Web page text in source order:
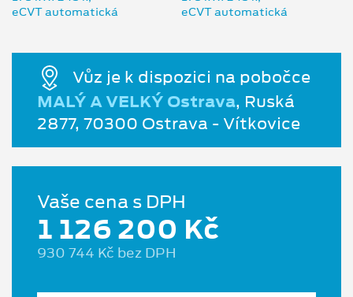
Vůz je k dispozici na pobočce
MALÝ A VELKÝ Ostrava, Ruská
2877, 70300 Ostrava - Vítkovice
Vaše cena s DPH
1 126 200 Kč
930 744 Kč bez DPH